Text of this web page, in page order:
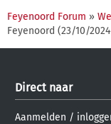
Feyenoord Forum »
Feyenoord (23/10/
Direct naar
Aanmelden /